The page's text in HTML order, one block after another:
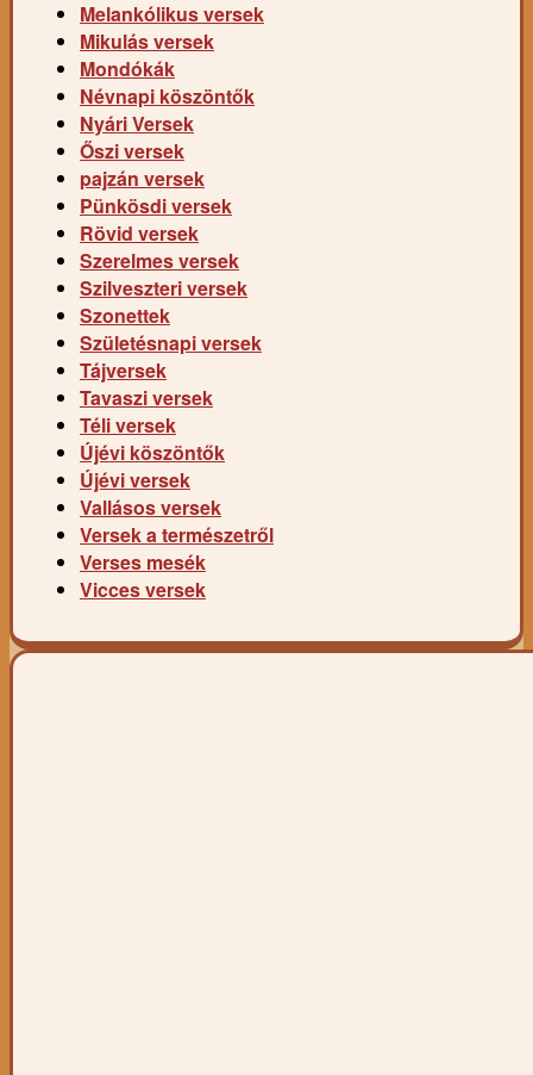
Melankólikus versek
Mikulás versek
Mondókák
Névnapi köszöntők
Nyári Versek
Őszi versek
pajzán versek
Pünkösdi versek
Rövid versek
Szerelmes versek
Szilveszteri versek
Szonettek
Születésnapi versek
Tájversek
Tavaszi versek
Téli versek
Újévi köszöntők
Újévi versek
Vallásos versek
Versek a természetről
Verses mesék
Vicces versek